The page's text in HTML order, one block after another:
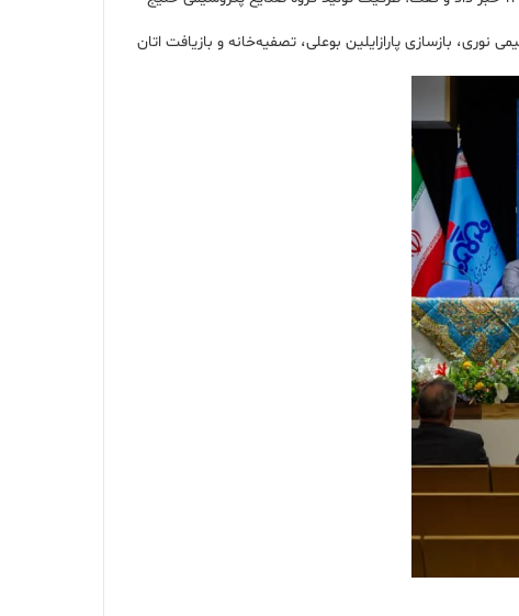
پتروشیمی نوری، بازسازی پارازایلین بوعلی، تصفیه‌خانه و بازیافت اتان